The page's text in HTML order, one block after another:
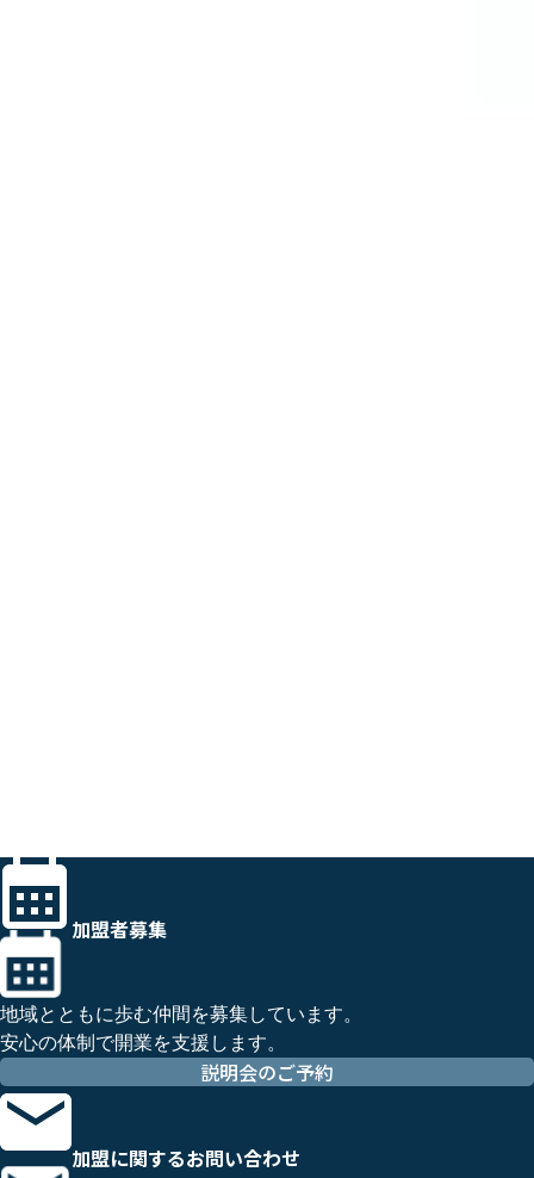
加盟者募集
地域とともに歩む仲間を募集しています。
安心の体制で開業を支援します。
説明会のご予約
加盟に関するお問い合わせ